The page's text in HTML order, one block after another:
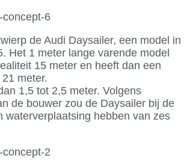
de Audi Daysailer, een model in
Het 1 meter lange varende model
15 meter en heeft dan een
meter.
1,5 tot 2,5 meter. Volgens
de bouwer zou de Daysailer bij de
waterverplaatsing hebben van zes